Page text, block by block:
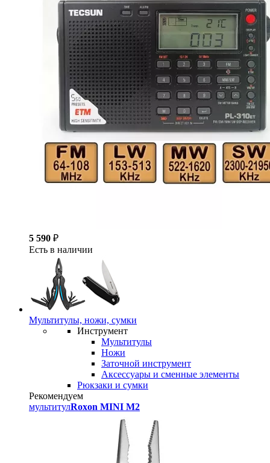
5 590 ₽
Есть в наличии
Мультитулы, ножи, сумки
Инструмент
Мультитулы
Ножи
Заточной инструмент
Аксессуары и сменные элементы
Рюкзаки и сумки
Рекомендуем
мультитулRoxon MINI M2